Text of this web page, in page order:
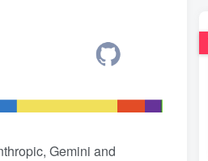
Gemini and